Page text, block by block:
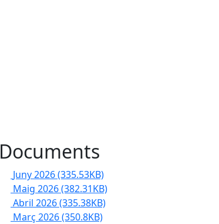
Documents
Juny 2026(335.53KB)
Maig 2026(382.31KB)
Abril 2026(335.38KB)
Març 2026(350.8KB)